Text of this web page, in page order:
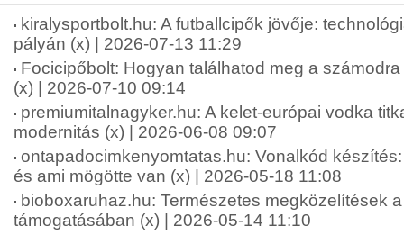
kiralysportbolt.hu: A futballcipők jövője:
pályán (x) | 2026-07-13 11:29
Focicipőbolt: Hogyan találhatod meg a
(x) | 2026-07-10 09:14
premiumitalnagyker.hu: A kelet-európai vodka
modernitás (x) | 2026-06-08 09:07
ontapadocimkenyomtatas.hu: Vonalkód
és ami mögötte van (x) | 2026-05-18 11:08
bioboxaruhaz.hu: Természetes megközelítések
támogatásában (x) | 2026-05-14 11:10